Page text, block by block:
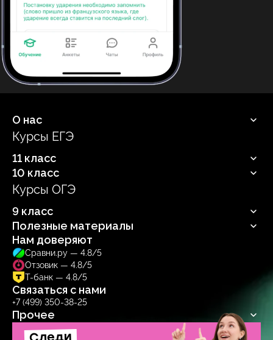
О нас
Продюсерский центр
Курсы ЕГЭ
11 класс
Русский язык
Профильная математика
Информатика
Обществознание
Биология
10 класс
Русский язык
Информатика
Обществознание
Биология
Курсы ОГЭ
9 класс
Русский язык
Полезные материалы
Блог
Учебник
Тренажер
Нам доверяют
Сравни.ру — 4.8/5
Отзовик — 4.8/5
Т-банк — 4.8/5
Связаться с нами
+7 (499) 350-38-25
Прочее
Договор-оферта